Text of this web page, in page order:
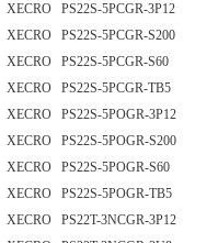
XECRO PS22S-5PCGR-3P12
XECRO PS22S-5PCGR-S200
XECRO PS22S-5PCGR-S60
XECRO PS22S-5PCGR-TB5
XECRO PS22S-5POGR-3P12
XECRO PS22S-5POGR-S200
XECRO PS22S-5POGR-S60
XECRO PS22S-5POGR-TB5
XECRO PS22T-3NCGR-3P12